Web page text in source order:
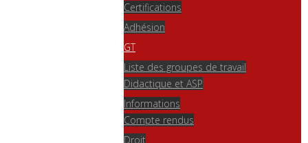
Certifications
Adhésion
GT
Liste des groupes de travail
Didactique et ASP
Informations
Compte rendus
Droit